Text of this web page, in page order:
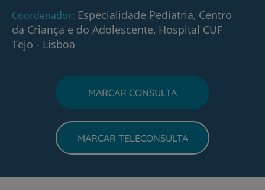
Coordenador Especialidade Pediatria, Centro
da Criança e do Adolescente, Hospital CUF
Tejo - Lisboa
MARCAR CONSULTA
MARCAR TELECONSULTA